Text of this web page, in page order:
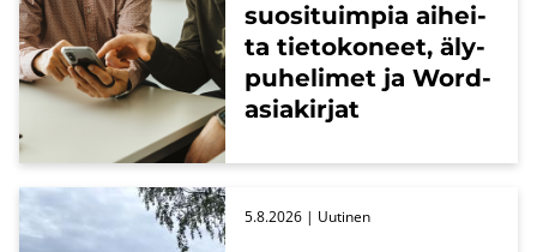
suo­si­tuim­pia ai­hei­
ta tie­to­ko­neet, äly­
pu­he­li­met ja Word-​
asiakirjat
5.8.2026 | Uu­ti­nen